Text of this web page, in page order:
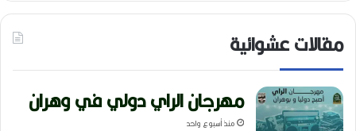
مقالات عشوائية
مهرجان الراي دولي في وهران
منذ أسبوع واحد